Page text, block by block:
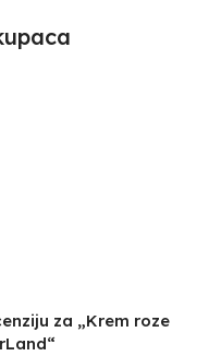
za „Krem roze